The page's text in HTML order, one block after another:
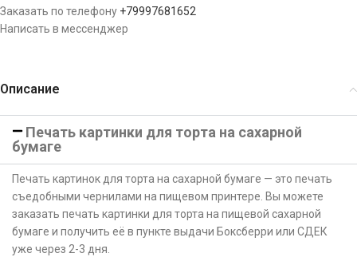
Заказать по телефону +79997681652
Написать в мессенджер
Описание
Печать картинки для торта на сахарной
бумаге
Печать картинок для торта на сахарной бумаге — это печать
съедобными чернилами на пищевом принтере. Вы можете
заказать печать картинки для торта на пищевой сахарной
бумаге и получить её в пункте выдачи Боксберри или СДЕК
уже через 2-3 дня.